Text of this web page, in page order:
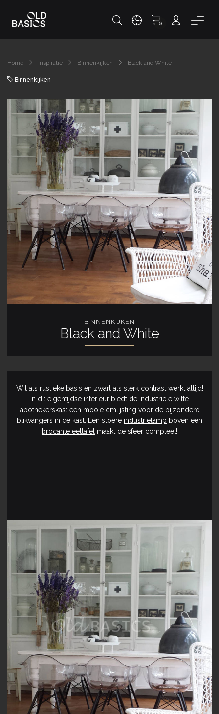
0
Home Inspiratie Binnenkijken Black and White
Binnenkijken
BINNENKIJKEN
Black and White
Wit als rustieke basis en zwart als sterk contrast werkt altijd!
In dit eigentijdse interieur biedt de industriële witte
apothekerskasteen mooie omlijsting voor de bijzondere
blikvangers in de kast. Een stoere industrielamp boven een
brocante eettafel maakt de sfeer compleet!